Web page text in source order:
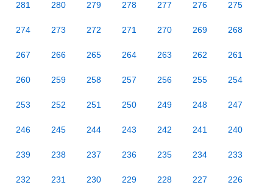
281 280 279 278 277 276 275
274 273 272 271 270 269 268
267 266 265 264 263 262 261
260 259 258 257 256 255 254
253 252 251 250 249 248 247
246 245 244 243 242 241 240
239 238 237 236 235 234 233
232 231 230 229 228 227 226